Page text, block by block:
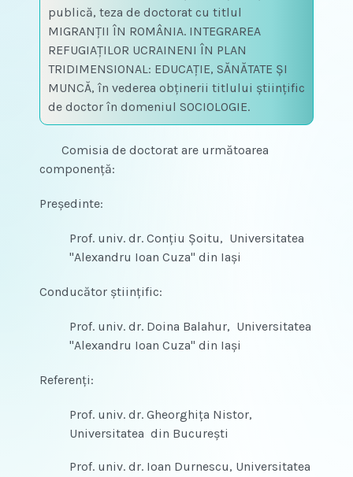
publică, teza de doctorat cu titlul
MIGRANŢII ÎN ROMÂNIA. INTEGRAREA
REFUGIAŢILOR UCRAINENI ÎN PLAN
TRIDIMENSIONAL: EDUCAŢIE, SĂNĂTATE ŞI
MUNCĂ, în vederea obţinerii titlului ştiinţific
de doctor în domeniul SOCIOLOGIE.
Comisia de doctorat are următoarea
componenţă:
Preşedinte:
Prof. univ. dr. Conţiu Şoitu, Universitatea
"Alexandru Ioan Cuza" din Iaşi
Conducător ştiinţific:
Prof. univ. dr. Doina Balahur, Universitatea
"Alexandru Ioan Cuza" din Iaşi
Referenţi:
Prof. univ. dr. Gheorghiţa Nistor,
Universitatea din Bucureşti
Prof. univ. dr. Ioan Durnescu, Universitatea